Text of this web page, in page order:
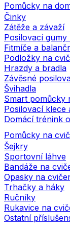
Pomůcky na
Činky
Zátěže a závaží
Posilovací gumy
Fitmíče a
Podložky na
Hrazdy a bradla
Závěsné
Švihadla
Smart pomůcky
Posilovací klece
Domácí trénink
Pomůcky na
Šejkry
Sportovní láhve
Bandáže na
Opasky na
Trhačky a háky
Ručníky
Rukavice na
Ostatní